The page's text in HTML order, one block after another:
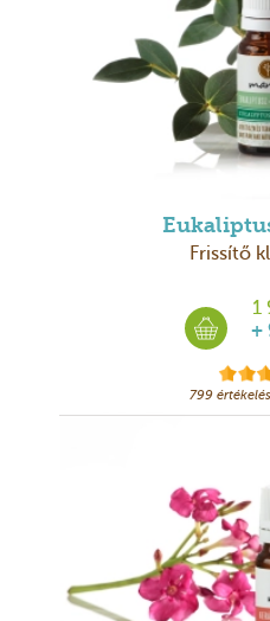
Frissítő
1
+
799